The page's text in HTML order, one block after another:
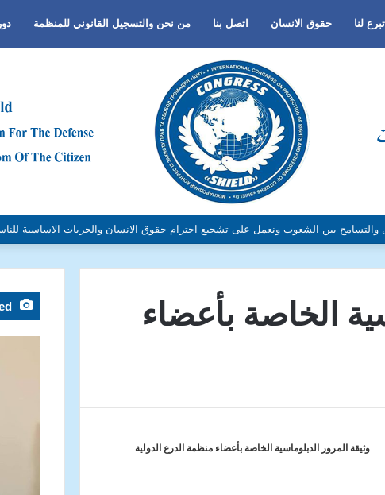
تبرع لنا حقوق الانسان اتصل بنا من نحن والتسجيل القانوني للمنظمة
اللغة أو الدين وتفعيل لغة الحوار والتعايش السلمي ونبذ العنف والتطرف والتمييز
الخاصة بأعضاء
وثيقة المرور الدبلوماسية الخاصة بأعضاء منظمة الدرع الدولية